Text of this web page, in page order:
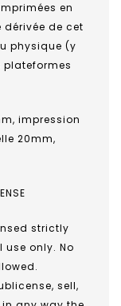
en
de cet
physique (y
plateformes
impression
20mm,
strictly
only. No
sell,